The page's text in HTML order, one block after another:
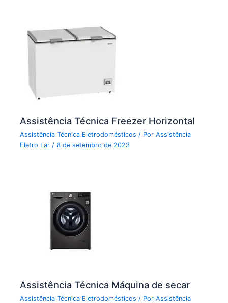
Assistência Técnica Freezer Horizontal
Assistência Técnica Eletrodomésticos / PorAssistência
Eletro Lar/8 de setembro de 2023
Assistência Técnica Máquina de secar
Assistência Técnica Eletrodomésticos / PorAssistência